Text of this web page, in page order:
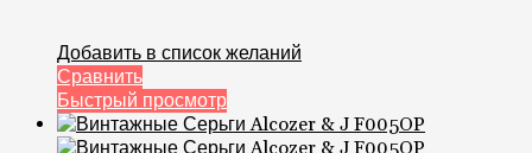
Добавить в список желаний
Сравнить
Быстрый просмотр